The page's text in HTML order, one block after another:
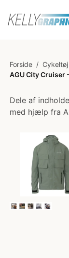
Forside / Cykeltøj
AGU City Cruiser
Dele af
med hjælp fra